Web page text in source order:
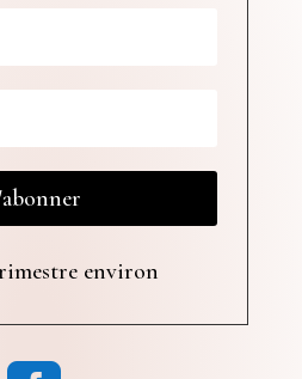
environ